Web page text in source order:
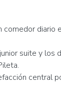
comedor diario
suite y los
central